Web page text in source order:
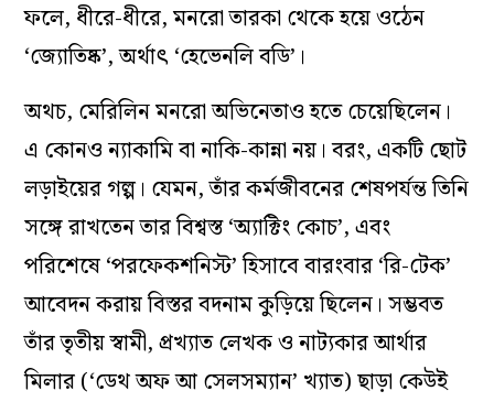
ফলে, ধীরে-ধীরে, মনরো তারকা থেকে হয়ে ওঠেন
‘জ্যোতিষ্ক’, অর্থাৎ ‘হেভেনলি বডি’।
অথচ, মেরিলিন মনরো অভিনেতাও হতে চেয়েছিলেন।
এ কোনও ন্যাকামি বা নাকি-কান্না নয়। বরং, একটি ছোট
লড়াইয়ের গল্প। যেমন, তাঁর কর্মজীবনের শেষপর্যন্ত তিনি
সঙ্গে রাখতেন তার বিশ্বস্ত ‘অ্যাক্টিং কোচ’, এবং
পরিশেষে ‘পরফেকশনিস্ট’ হিসাবে বারংবার ‘রি-টেক’
আবেদন করায় বিস্তর বদনাম কুড়িয়ে ছিলেন। সম্ভবত
তাঁর তৃতীয় স্বামী, প্রখ্যাত লেখক ও নাট্যকার আর্থার
মিলার (‘ডেথ অফ আ সেলসম্যান’ খ্যাত) ছাড়া কেউই